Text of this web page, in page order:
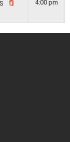
4:00 pm